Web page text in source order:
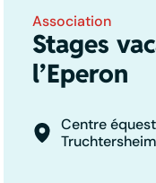
Association
Stages
l’Eperon
Centre
Truchtersheim